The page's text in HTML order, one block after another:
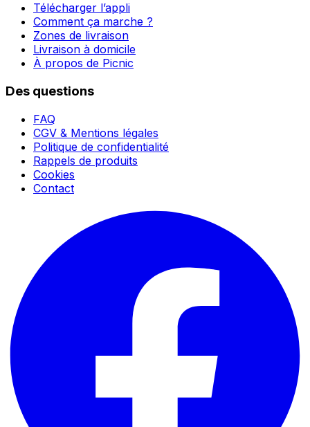
Télécharger l’appli
Comment ça marche ?
Zones de livraison
Livraison à domicile
À propos de Picnic
Des questions
FAQ
CGV & Mentions légales
Politique de confidentialité
Rappels de produits
Cookies
Contact